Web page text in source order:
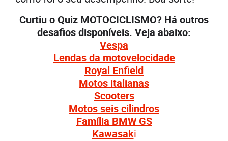
Curtiu o Quiz MOTOCICLISMO? Há outros
desafios disponíveis. Veja abaixo:
Vespa
Lendas da motovelocidade
Royal Enfield
Motos italianas
Scooters
Motos seis cilindros
Família BMW GS
Kawasaki